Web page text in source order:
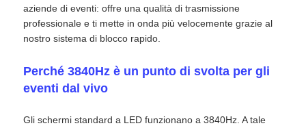
Casa.
Prodotti
aziende di eventi: offre una qualità di trasmissione
professionale e ti mette in onda più velocemente grazie al
nostro sistema di blocco rapido.
Perché 3840Hz è un punto di svolta per gli
eventi dal vivo
Gli schermi standard a LED funzionano a 3840Hz. A tale